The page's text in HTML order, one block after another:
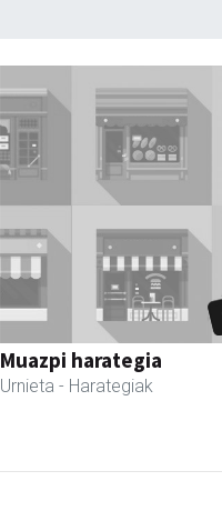
Muazpi harategia
Urnieta - Harategiak